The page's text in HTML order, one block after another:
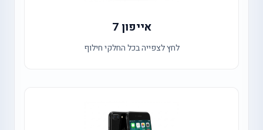
אייפון 7
לחץ לצפייה בכל החלקי חילוף